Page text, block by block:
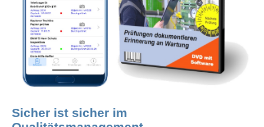
Sicher ist sicher im